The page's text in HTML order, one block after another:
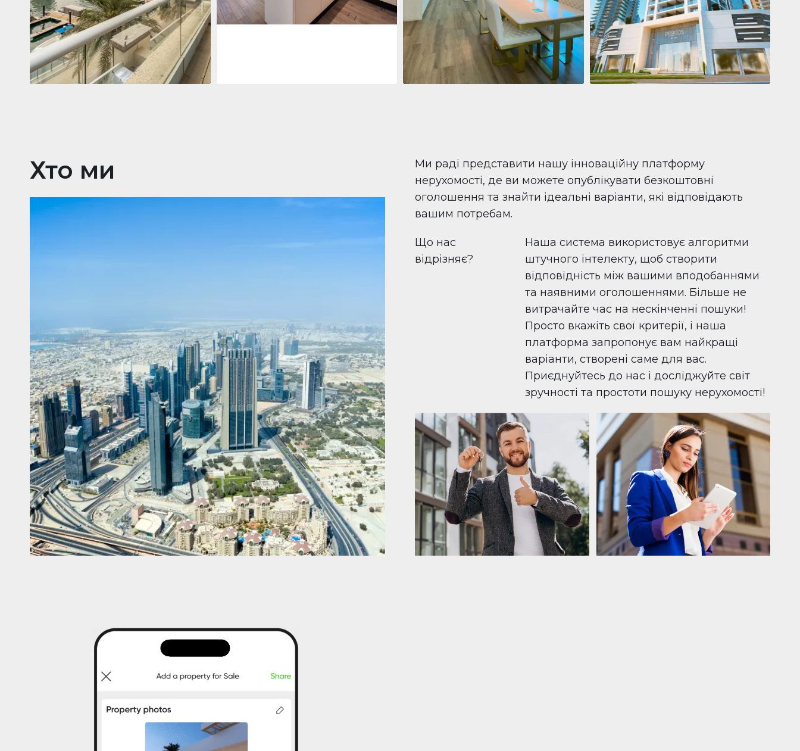
Квартира2 861 035 $
Beauport Tower
Beauport Tower, Marina Promenade,
Dubai Marina, Dubai
34392 м²
12 73 м² Квартира 708 447 $
Beauport Tower
Beauport Tower, Marina Promenade,
Dubai Marina, Dubai
96 м²
Квартира681 199 $
Pelagos by IGO
Pelagos by IGO, Dubai Marina, Dubai
1271 м²
Хто ми
Ми раді представити нашу інноваційну платформу
нерухомості, де ви можете опублікувати безкоштовні
оголошення та знайти ідеальні варіанти, які відповідають
вашим потребам.
Що нас
відрізняє?
Наша система використовує алгоритми
штучного інтелекту, щоб створити
відповідність між вашими вподобаннями
та наявними оголошеннями. Більше не
витрачайте час на нескінченні пошуки!
Просто вкажіть свої критерії, і наша
платформа запропонує вам найкращі
варіанти, створені саме для вас.
Приєднуйтесь до нас і досліджуйте світ
зручності та простоти пошуку нерухомості!